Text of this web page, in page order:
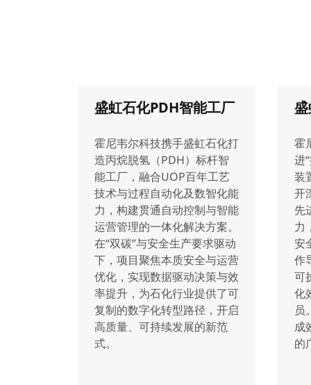
盛虹石化PDH智能工厂
霍尼韦尔科技携手盛虹石化打
造丙烷脱氢（PDH）标杆智
能工厂，融合UOP百年工艺
技术与过程自动化及数智化能
力，构建贯通自动控制与智能
运营管理的一体化解决方案。
在“双碳”与安全生产要求驱动
下，项目聚焦本质安全与运营
优化，实现数据驱动决策与效
率提升，为石化行业提供了可
复制的数字化转型路径，开启
高质量、可持续发展的新范
式。
霍
进
装
开
先
力
安
作
可
化
员
成
的